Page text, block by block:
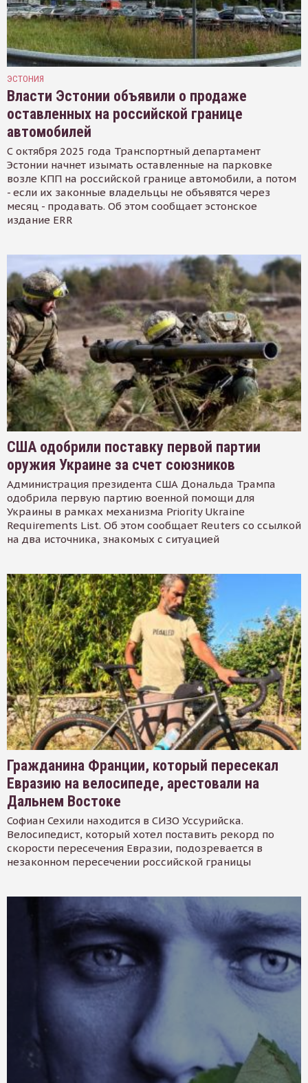
ЭСТОНИЯ
Власти Эстонии объявили о продаже
оставленных на российской границе
автомобилей
С октября 2025 года Транспортный департамент
Эстонии начнет изымать оставленные на парковке
возле КПП на российской границе автомобили, а потом
- если их законные владельцы не объявятся через
месяц - продавать. Об этом сообщает эстонское
издание ERR
США одобрили поставку первой партии
оружия Украине за счет союзников
Администрация президента США Дональда Трампа
одобрила первую партию военной помощи для
Украины в рамках механизма Priority Ukraine
Requirements List. Об этом сообщает Reuters со ссылкой
на два источника, знакомых с ситуацией
Гражданина Франции, который пересекал
Евразию на велосипеде, арестовали на
Дальнем Востоке
Софиан Сехили находится в СИЗО Уссурийска.
Велосипедист, который хотел поставить рекорд по
скорости пересечения Евразии, подозревается в
незаконном пересечении российской границы